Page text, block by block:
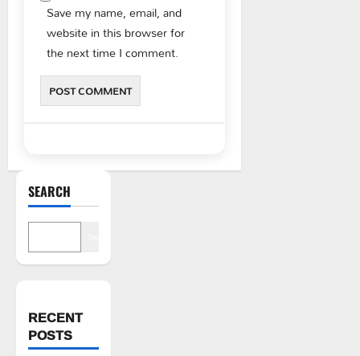
Save my name, email, and
website in this browser for
the next time I comment.
SEARCH
RECENT
POSTS